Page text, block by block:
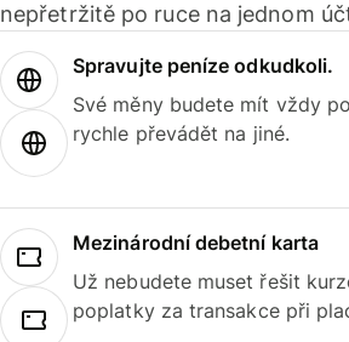
nepřetržitě po ruce na jednom
Spravujte peníze odkudkoli.
Své měny budete mít vždy
rychle převádět na jiné.
Mezinárodní debetní karta
Už nebudete muset řešit
poplatky za transakce při